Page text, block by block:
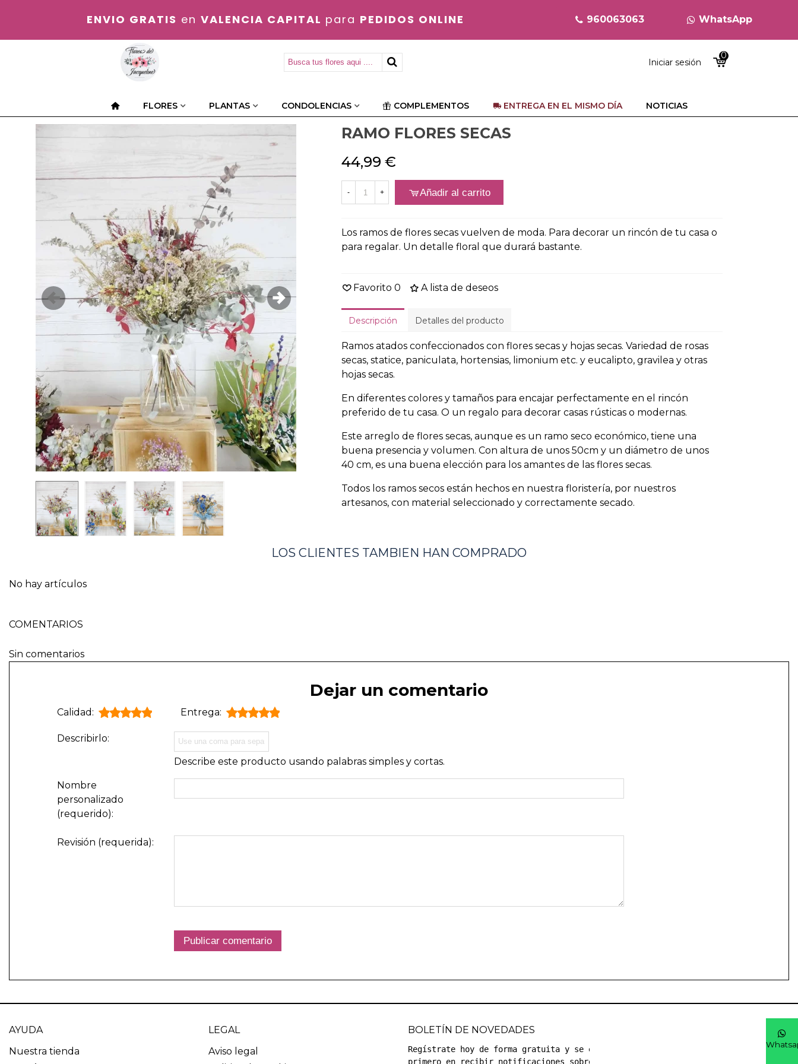
ENVIO GRATIS en VALENCIA CAPITAL para PEDIDOS ONLINE 960063063 WhatsApp
Iniciar sesión
0
FLORES PLANTAS CONDOLENCIAS COMPLEMENTOS ENTREGA EN EL MISMO DÍA NOTICIAS
RAMO FLORES SECAS
44,99 €
- + Añadir al carrito
Los ramos de flores secas vuelven de moda. Para decorar un rincón de tu casa o
para regalar. Un detalle floral que durará bastante.
Favorito 0 A lista de deseos
Descripción Detalles del producto
Ramos atados confeccionados con flores secas y hojas secas. Variedad de rosas
secas, statice, paniculata, hortensias, limonium etc. y eucalipto, gravilea y otras
hojas secas.
En diferentes colores y tamaños para encajar perfectamente en el rincón
preferido de tu casa. O un regalo para decorar casas rústicas o modernas.
Este arreglo de flores secas, aunque es un ramo seco económico, tiene una
buena presencia y volumen. Con altura de unos 50cm y un diámetro de unos
40 cm, es una buena elección para los amantes de las flores secas.
Todos los ramos secos están hechos en nuestra floristería, por nuestros
artesanos, con material seleccionado y correctamente secado.
LOS CLIENTES TAMBIEN HAN COMPRADO
No hay artículos
COMENTARIOS
Sin comentarios
Dejar un comentario
Calidad: Entrega:
Describirlo:
Describe este producto usando palabras simples y cortas.
Nombre
personalizado
(requerido):
Revisión (requerida):
AYUDA
Nuestra tienda
LEGAL
Aviso legal
BOLETÍN DE NOVEDADES
Regístrate hoy de forma gratuita y se el
primero en recibir notificaciones sobre